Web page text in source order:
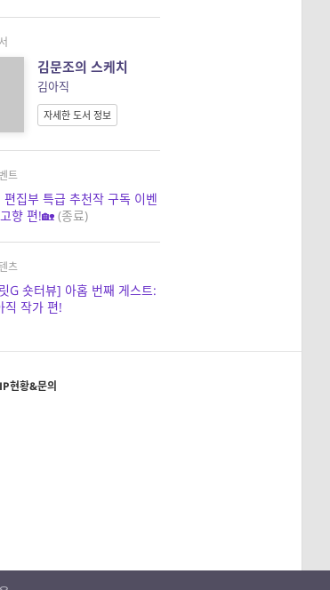
김문조의 스케치
김아직
자세한 도서 정보
트
편집부 특급 추천작 구독 이벤
향 편!🏡(종료)
츠
G 숏터뷰] 아홉 번째 게스트:
직 작가 편!
IP현황&문의